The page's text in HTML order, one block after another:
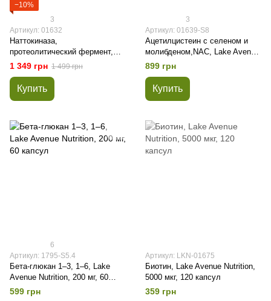
−10%
3
Артикул: 01632
Наттокиназа,
протеолитический фермент,
Lake Avenue Nutrition, 2000 FU,
180 капсул
1 349 грн 1 499 грн
Купить
3
Артикул: 01639-S8
Ацетилцистеин с селеном и
молибденом,NAC, Lake Avenue
Nutrition, 600 мг, 120 капсул
899 грн
Купить
6
Артикул: 1795-S5.4
Бета-глюкан 1–3, 1–6, Lake
Avenue Nutrition, 200 мг, 60
капсул
599 грн
Артикул: LKN-01675
Биотин, Lake Avenue Nutrition,
5000 мкг, 120 капсул
359 грн